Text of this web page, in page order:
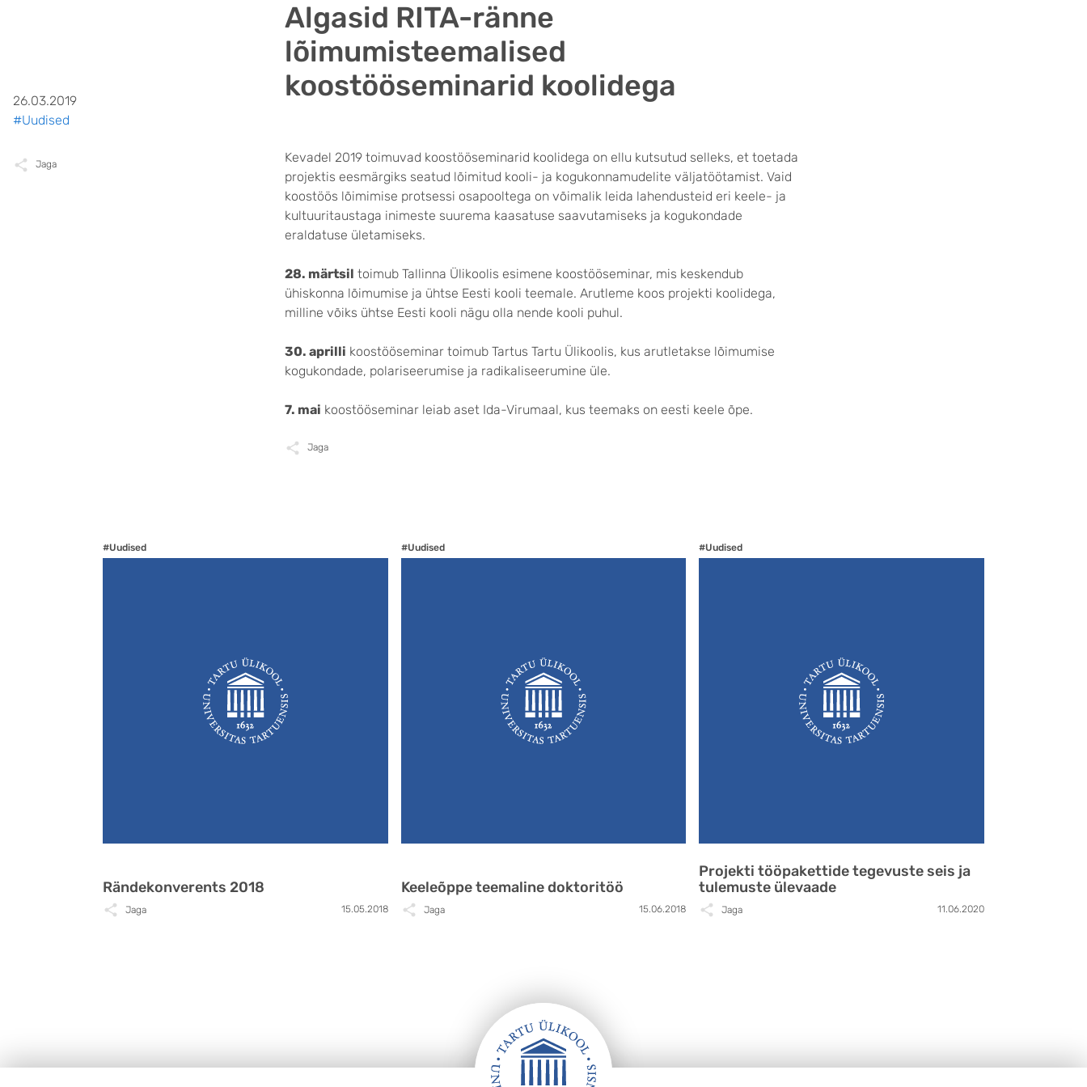
Algasid RITA-ränne
lõimumisteemalised
koostööseminarid koolidega
Kevadel 2019 toimuvad koostööseminarid koolidega on ellu kutsutud selleks, et toetada
projektis eesmärgiks seatud lõimitud kooli- ja kogukonnamudelite väljatöötamist. Vaid
koostöös lõimimise protsessi osapooltega on võimalik leida lahendusteid eri keele- ja
kultuuritaustaga inimeste suurema kaasatuse saavutamiseks ja kogukondade
eraldatuse ületamiseks.
28. märtsil toimub Tallinna Ülikoolis esimene koostööseminar, mis keskendub
ühiskonna lõimumise ja ühtse Eesti kooli teemale. Arutleme koos projekti koolidega,
milline võiks ühtse Eesti kooli nägu olla nende kooli puhul.
30. aprilli koostööseminar toimub Tartus Tartu Ülikoolis, kus arutletakse lõimumise
kogukondade, polariseerumise ja radikaliseerumine üle.
7. mai koostööseminar leiab aset Ida-Virumaal, kus teemaks on eesti keele õpe.
Jaga
26.03.2019
#Uudised
Jaga
#Uudised
Rändekonverents 2018
Jaga 15.05.2018
#Uudised
Keeleõppe teemaline doktoritöö
Jaga 15.06.2018
#Uudised
Projekti tööpakettide tegevuste seis ja
tulemuste ülevaade
Jaga 11.06.2020